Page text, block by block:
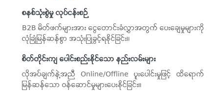
စနစ်သုံးစွဲမှု လုပ်ငန်းစဉ်
B2B မိတ်ဖက်များအား ငွေတောင်းခံလွှာအတွက် ပေးချေမှုများကို
လုံခြုံမြန်ဆန်စွာ အသုံးပြုခွင့်ရနိုင်ခြင်း။
စိတ်တိုင်းကျ ပေါင်းစည်းနိုင်သော နည်းလမ်းများ
လိုအပ်ချက်နဲ့အညီ Online/Offline ပူး‌ပေါင်းမှုဖြင့် ထိရောက်
မြန်ဆန်သော ဝန်ဆောင်မှုများပေးနိုင်ခြင်း။